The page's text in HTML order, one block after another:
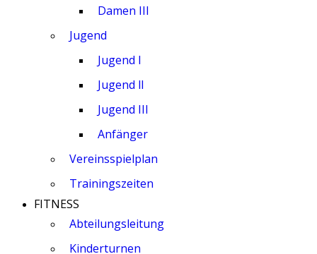
Damen III
Jugend
Jugend I
Jugend ll
Jugend III
Anfänger
Vereinsspielplan
Trainingszeiten
FITNESS
Abteilungsleitung
Kinderturnen